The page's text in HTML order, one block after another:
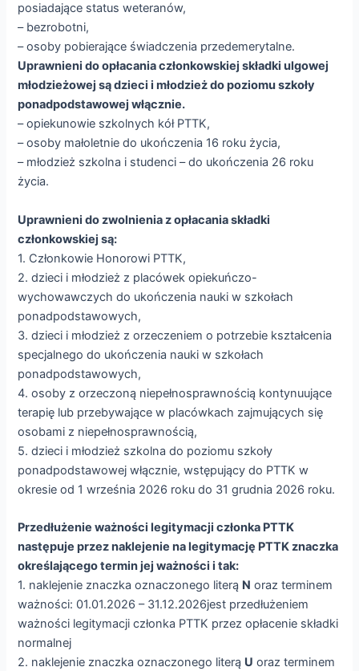
posiadające status weteranów,
– bezrobotni,
– osoby pobierające świadczenia przedemerytalne.
Uprawnieni do opłacania członkowskiej składki ulgowej
młodzieżowej są dzieci i młodzież do poziomu szkoły
ponadpodstawowej włącznie.
– opiekunowie szkolnych kół PTTK,
– osoby małoletnie do ukończenia 16 roku życia,
– młodzież szkolna i studenci – do ukończenia 26 roku
życia.
Uprawnieni do zwolnienia z opłacania składki
członkowskiej są:
1. Członkowie Honorowi PTTK,
2. dzieci i młodzież z placówek opiekuńczo-
wychowawczych do ukończenia nauki w szkołach
ponadpodstawowych,
3. dzieci i młodzież z orzeczeniem o potrzebie kształcenia
specjalnego do ukończenia nauki w szkołach
ponadpodstawowych,
4. osoby z orzeczoną niepełnosprawnością kontynuujące
terapię lub przebywające w placówkach zajmujących się
osobami z niepełnosprawnością,
5. dzieci i młodzież szkolna do poziomu szkoły
ponadpodstawowej włącznie, wstępujący do PTTK w
okresie od 1 września 2026 roku do 31 grudnia 2026 roku.
Przedłużenie ważności legitymacji członka PTTK
następuje przez naklejenie na legitymację PTTK znaczka
określającego termin jej ważności i tak:
1. naklejenie znaczka oznaczonego literą N oraz terminem
ważności: 01.01.2026 – 31.12.2026jest przedłużeniem
ważności legitymacji członka PTTK przez opłacenie składki
normalnej
2. naklejenie znaczka oznaczonego literą U oraz terminem